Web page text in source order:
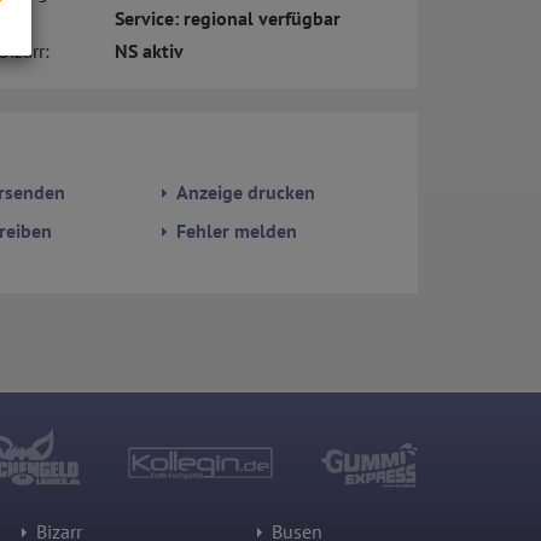
Service: regional verfügbar
NS aktiv
Anzeige drucken
Fehler melden
Bizarr Busen